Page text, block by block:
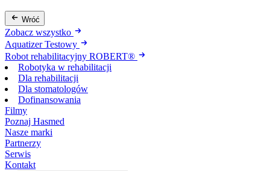
Wróć
Zobacz wszystko
Aquatizer Testowy
Robot rehabilitacyjny ROBERT®
Robotyka w rehabilitacji
Dla rehabilitacji
Dla stomatologów
Dofinansowania
Filmy
Poznaj Hasmed
Nasze marki
Partnerzy
Serwis
Kontakt